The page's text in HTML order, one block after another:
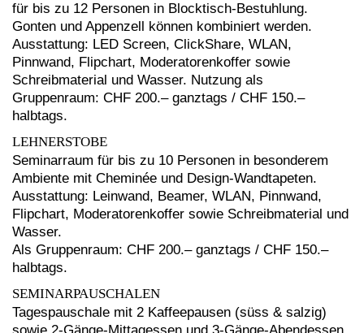
für bis zu 12 Personen in Blocktisch-Bestuhlung.
Gonten und Appenzell können kombiniert werden.
Ausstattung: LED Screen, ClickShare, WLAN,
Pinnwand, Flipchart, Moderatorenkoffer sowie
Schreibmaterial und Wasser. Nutzung als
Gruppenraum: CHF 200.– ganztags / CHF 150.–
halbtags.
LEHNERSTOBE
Seminarraum für bis zu 10 Personen in besonderem
Ambiente mit Cheminée und Design-Wandtapeten.
Ausstattung: Leinwand, Beamer, WLAN, Pinnwand,
Flipchart, Moderatorenkoffer sowie Schreibmaterial und
Wasser.
Als Gruppenraum: CHF 200.– ganztags / CHF 150.–
halbtags.
SEMINARPAUSCHALEN
Tagespauschale mit 2 Kaffeepausen (süss & salzig)
sowie 2-Gänge-Mittagessen und 3-Gänge-Abendessen